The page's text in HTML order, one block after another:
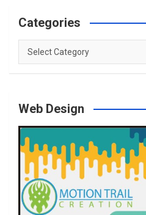
Categories
Categories
Web Design